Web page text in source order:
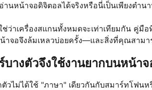
านหน้าจอดิจิตอลได้จริงหรือนี่เป็นเพียงตำน
ว่าเครื่องสแกนทั้งหมดจะเท่าเทียมกัน คู่
จอจึงล้มเหลวบ่อยครั้ง—และสิ่งที่คุณสามา
บางตัวจึงใช้งานยากบนหน้า
ตัวไม่ได้ใช้ "ภาษา" เดียวกันกับสมาร์ทโฟ